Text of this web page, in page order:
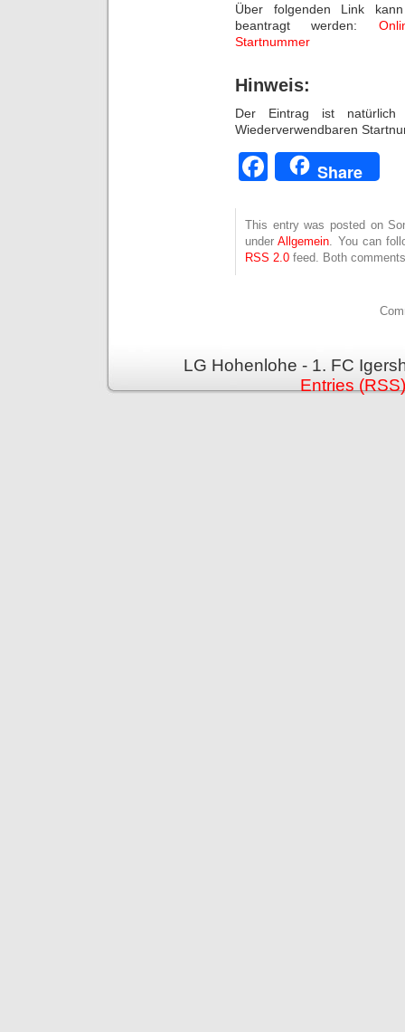
Über folgenden Link
beantragt werden:
Startnummer
Hinweis:
Der Eintrag ist
Wiederverwendbaren
Facebook
Share
This entry was posted on
underAllgemein . You can
RSS 2.0 feed. Both
LG Hohenlohe - 1. FC
Entries (RSS)